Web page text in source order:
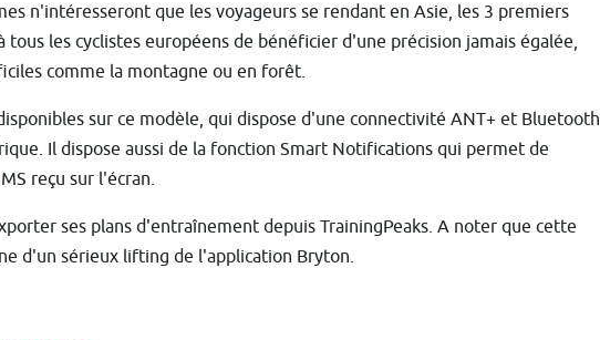
n'intéresseront que les voyageurs se rendant en Asie, les 3 premiers
les cyclistes européens de bénéficier d'une précision jamais égalée,
comme la montagne ou en forêt.
sur ce modèle, qui dispose d'une connectivité ANT+ et Bluetooth
Il dispose aussi de la fonction Smart Notifications qui permet de
reçu sur l'écran.
ses plans d'entraînement depuis TrainingPeaks. A noter que cette
d'un sérieux lifting de l'application Bryton.